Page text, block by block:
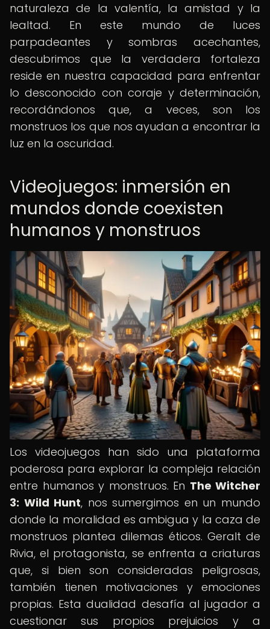
naturaleza de la valentía, la amistad y la
lealtad. En este mundo de luces
parpadeantes y sombras acechantes,
descubrimos que la verdadera fortaleza
reside en nuestra capacidad para enfrentar
lo desconocido con coraje y determinación,
recordándonos que, a veces, son los
monstruos los que nos ayudan a encontrar la
luz en la oscuridad.
Videojuegos: inmersión en
mundos donde coexisten
humanos y monstruos
Los videojuegos han sido una plataforma
poderosa para explorar la compleja relación
entre humanos y monstruos. En The Witcher
3: Wild Hunt, nos sumergimos en un mundo
donde la moralidad es ambigua y la caza de
monstruos plantea dilemas éticos. Geralt de
Rivia, el protagonista, se enfrenta a criaturas
que, si bien son consideradas peligrosas,
también tienen motivaciones y emociones
propias. Esta dualidad desafía al jugador a
cuestionar sus propios prejuicios y a